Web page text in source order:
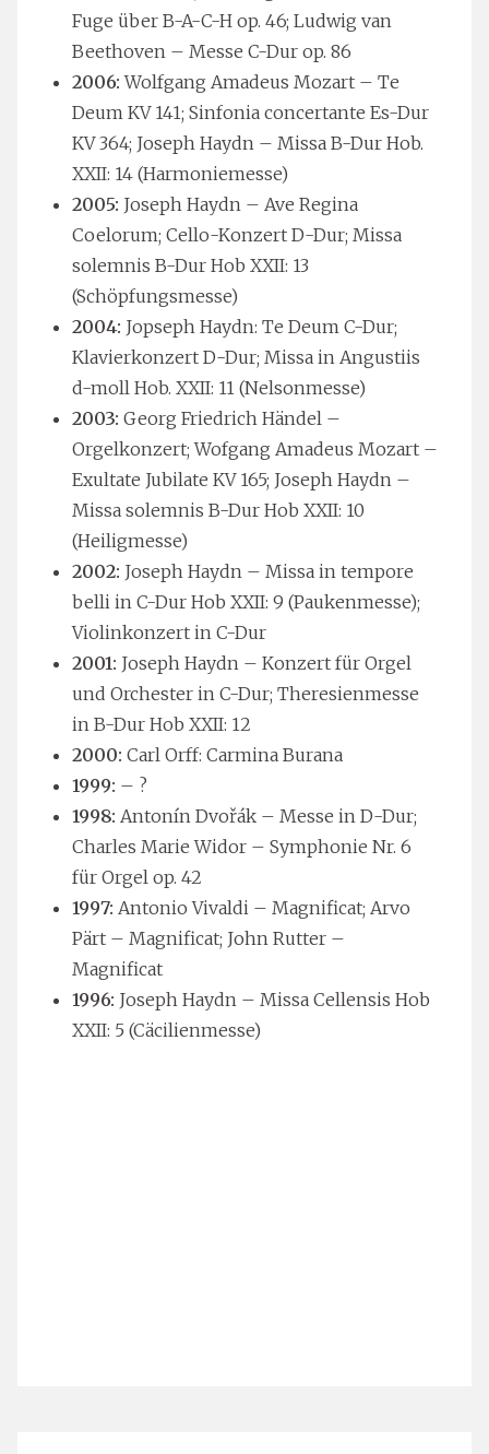
Pueri HWV 237; Max Reger – Fantasie und
Fuge über B-A-C-H op. 46; Ludwig van
Beethoven – Messe C-Dur op. 86
2006:Wolfgang Amadeus Mozart – Te
Deum KV 141; Sinfonia concertante Es-Dur
KV 364; Joseph Haydn – Missa B-Dur Hob.
XXII: 14 (Harmoniemesse)
2005:Joseph Haydn – Ave Regina
Coelorum; Cello-Konzert D-Dur; Missa
solemnis B-Dur Hob XXII: 13
(Schöpfungsmesse)
2004:Jopseph Haydn: Te Deum C-Dur;
Klavierkonzert D-Dur; Missa in Angustiis
d-moll Hob. XXII: 11 (Nelsonmesse)
2003:Georg Friedrich Händel –
Orgelkonzert; Wofgang Amadeus Mozart –
Exultate Jubilate KV 165; Joseph Haydn –
Missa solemnis B-Dur Hob XXII: 10
(Heiligmesse)
2002:Joseph Haydn – Missa in tempore
belli in C-Dur Hob XXII: 9 (Paukenmesse);
Violinkonzert in C-Dur
2001:Joseph Haydn – Konzert für Orgel
und Orchester in C-Dur; Theresienmesse
in B-Dur Hob XXII: 12
2000:
Carl Orff: Carmina Burana
1999: – ?
1998:Antonín Dvořák – Messe in D-Dur;
Charles Marie Widor – Symphonie Nr. 6
für Orgel op. 42
1997:
Antonio Vivaldi – Magnificat; Arvo
Pärt – Magnificat; John Rutter –
Magnificat
1996: Joseph Haydn – Missa Cellensis Hob